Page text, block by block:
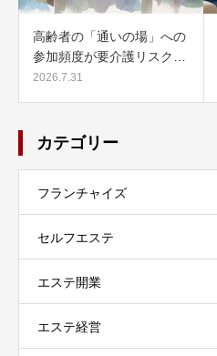
高齢者の「通いの場」への
参加頻度が要介護リスク…
2026.7.31
カテゴリー
フランチャイズ
セルフエステ
エステ開業
エステ経営